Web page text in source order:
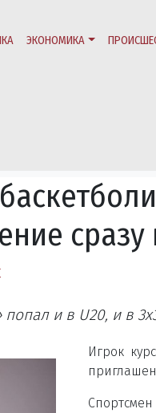
ЭКОНОМИКА
и в U20, и в
Игрок